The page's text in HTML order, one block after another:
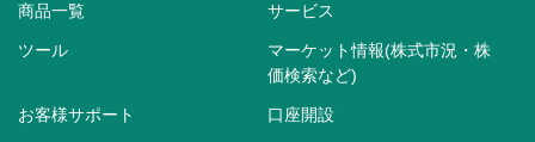
商品一覧 サービス
ツール
マーケット情報(株式市況・株
価検索など)
お客様サポート 口座開設